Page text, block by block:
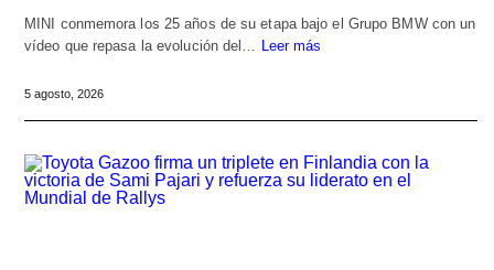
MINI conmemora los 25 años de su etapa bajo el Grupo BMW con un
vídeo que repasa la evolución del… Leer más
5 agosto, 2026